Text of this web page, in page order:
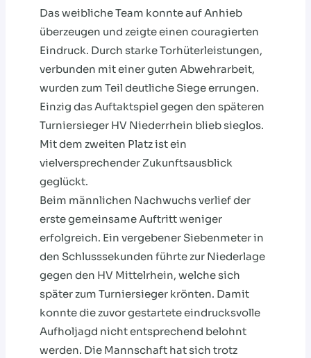
Das weibliche Team konnte auf Anhieb
überzeugen und zeigte einen couragierten
Eindruck. Durch starke Torhüterleistungen,
verbunden mit einer guten Abwehrarbeit,
wurden zum Teil deutliche Siege errungen.
Einzig das Auftaktspiel gegen den späteren
Turniersieger HV Niederrhein blieb sieglos.
Mit dem zweiten Platz ist ein
vielversprechender Zukunftsausblick
geglückt.
Beim männlichen Nachwuchs verlief der
erste gemeinsame Auftritt weniger
erfolgreich. Ein vergebener Siebenmeter in
den Schlusssekunden führte zur Niederlage
gegen den HV Mittelrhein, welche sich
später zum Turniersieger krönten. Damit
konnte die zuvor gestartete eindrucksvolle
Aufholjagd nicht entsprechend belohnt
werden. Die Mannschaft hat sich trotz